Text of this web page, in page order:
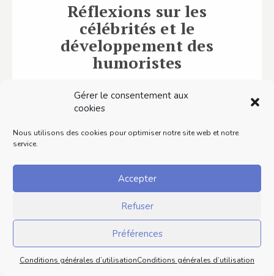
Gérer le consentement aux
cookies
Nous utilisons des cookies pour optimiser notre site web et notre
service.
Accepter
Refuser
Préférences
Conditions générales d’utilisationConditions générales d’utilisation
Réflexions sur les
célébrités et le
développement des
humoristes
Les célébrités humoristes ne courent pas les
rues. Vaut-il mieux les suivre ou s’intéresser
S’il…
Lire ce contenu